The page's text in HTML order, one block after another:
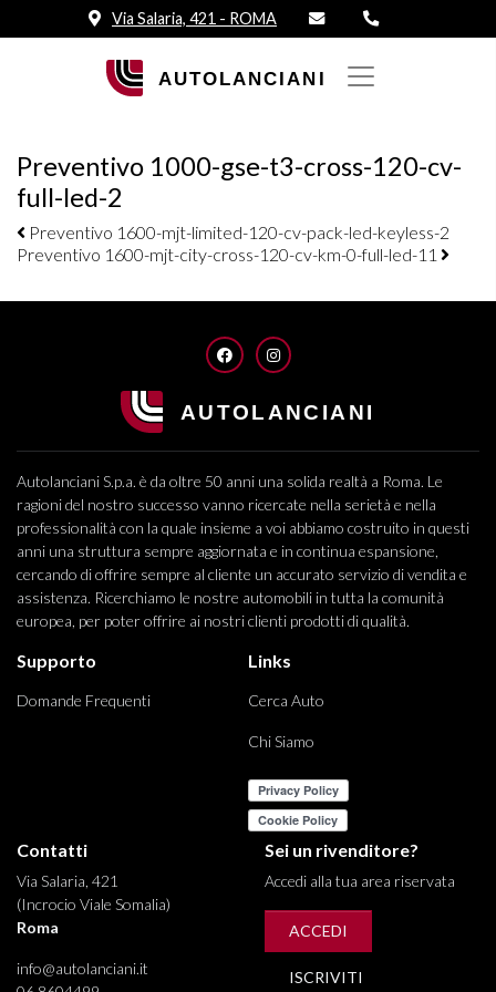
Via Salaria, 421 - ROMA
Preventivo 1000-gse-t3-cross-120-cv-
full-led-2
Navigazione elementi
Preventivo 1600-mjt-limited-120-cv-pack-led-keyless-2
Preventivo 1600-mjt-city-cross-120-cv-km-0-full-led-11
FACEBOOKINSTAGRAM
Autolanciani S.p.a. è da oltre 50 anni una solida realtà a Roma. Le
ragioni del nostro successo vanno ricercate nella serietà e nella
professionalità con la quale insieme a voi abbiamo costruito in questi
anni una struttura sempre aggiornata e in continua espansione,
cercando di offrire sempre al cliente un accurato servizio di vendita e
assistenza. Ricerchiamo le nostre automobili in tutta la comunità
europea, per poter offrire ai nostri clienti prodotti di qualità.
Supporto
Domande Frequenti
Links
Cerca Auto
Chi Siamo
Contatti
Via Salaria, 421
(Incrocio Viale Somalia)
Roma
info@autolanciani.it
Sei un rivenditore?
Accedi alla tua area riservata
ACCEDI
ISCRIVITI